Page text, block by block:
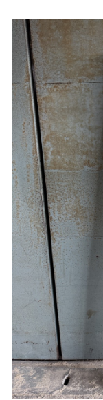
竹の形をよく見
考えること。 こ
可能性を広げ、
案につながってい
からも竹の特性を
における竹の新
は、1枚のまま使
し、ルーバー材と
な理由は、竹が
が魅力の素材です
みが出やすくなり
みと強度を持た
やすくなります
出るため、裏側か
す。 表面にビス
重視する内装空間
ることで、取り付
ます。 下地材や
や、よりすっきり
トル超の長尺平
ら選別、加工ま
白竹の場合は、
ながら製作する必
ります。 竹定商店
のような4メート
内装、ホテル、旅